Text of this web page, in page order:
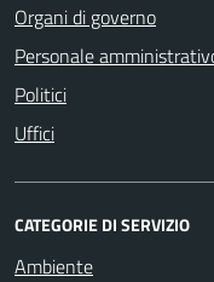
Organi di governo
Personale
Politici
Uffici
CATEGORIE DI SERVIZIO
Ambiente